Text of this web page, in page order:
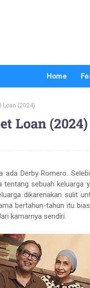
Home
Loan (2024)
Loan (2024)
Derby Romero.
sebuah keluarga
dikarenakan sulit
bertahun-tahun itu
kamarnya sendiri.